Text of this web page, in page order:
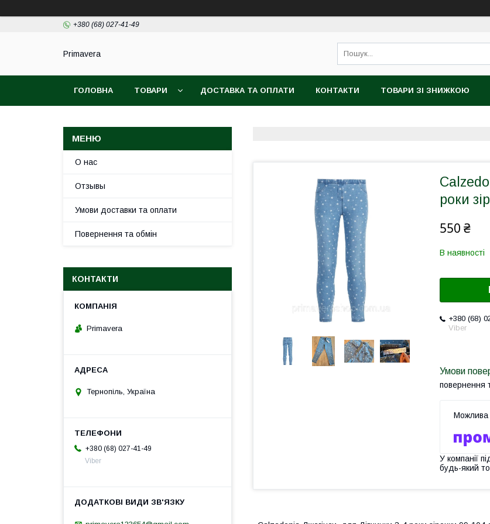
+380 (68) 027-41-49
Primavera
ГОЛОВНА ТОВАРИ ДОСТАВКА ТА ОПЛАТИ КОНТАКТИ ТОВАРИ ЗІ ЗНИЖКОЮ
роки
550 ₴
В наявності
+380 (68)
Viber
повернення
У компанії
будь-який
О нас
Отзывы
Умови доставки та оплати
Повернення та обмін
КОНТАКТИ
Primavera
Тернопіль, Україна
+380 (68) 027-41-49
Viber